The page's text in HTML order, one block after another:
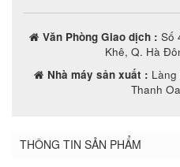
Văn Phòng Giao dịch : Số
Khê, Q. Hà
Nhà máy sản xuất : Làng
Thanh
THÔNG TIN SẢN PHẨM